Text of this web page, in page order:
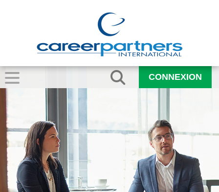
CONNEXION